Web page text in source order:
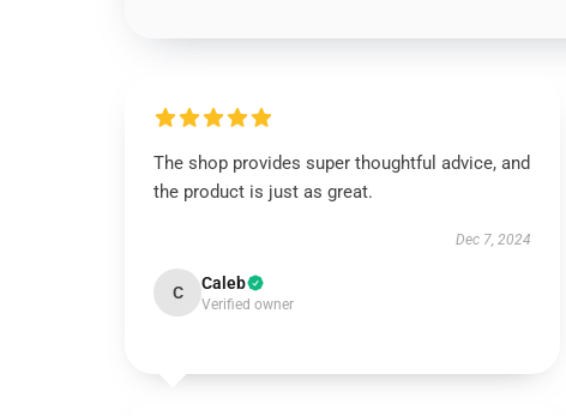
The shop provides super thoughtful advice, and
the product is just as great.
Dec 7, 2024
C Caleb
Verified owner